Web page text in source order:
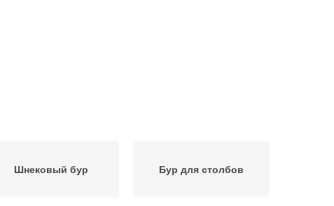
Шнековый бур Бур для столбов